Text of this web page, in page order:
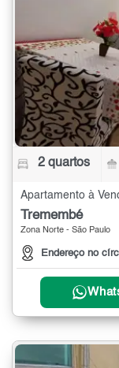
2 quartos
Apartamento à
Tremembé
Zona Norte - São Paulo
Endereço no